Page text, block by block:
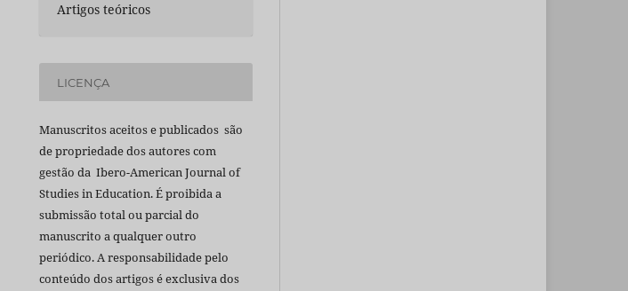
Artigos teóricos
LICENÇA
Manuscritos aceitos e publicados são
de propriedade dos autores com
gestão da Ibero-American Journal of
Studies in Education. É proibida a
submissão total ou parcial do
manuscrito a qualquer outro
periódico. A responsabilidade pelo
conteúdo dos artigos é exclusiva dos